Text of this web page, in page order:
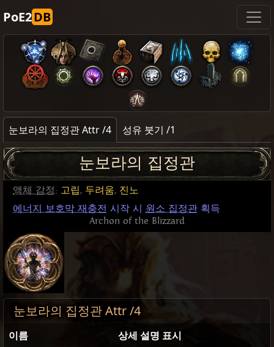
PoE2DB
눈보라의 집정관 Attr /4 성유 붓기 /1
눈보라의 집정관
액체 감정: 고립, 두려움, 진노
에너지 보호막 재충전 시작 시 원소 집정관 획득
Archon of the Blizzard
눈보라의 집정관 Attr /4
이름
상세 설명 표시